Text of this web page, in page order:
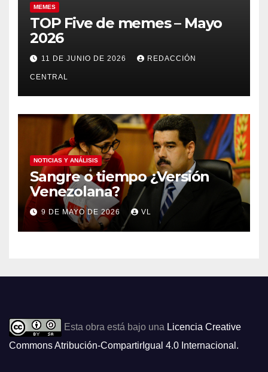
MEMES
TOP Five de memes – Mayo
2026
11 DE JUNIO DE 2026 REDACCIÓN
CENTRAL
NOTICIAS Y ANÁLISIS
Sangre o tiempo ¿Versión
Venezolana?
9 DE MAYO DE 2026 VL
Esta obra está bajo una Licencia Creative
Commons Atribución-CompartirIgual 4.0 Internacional .